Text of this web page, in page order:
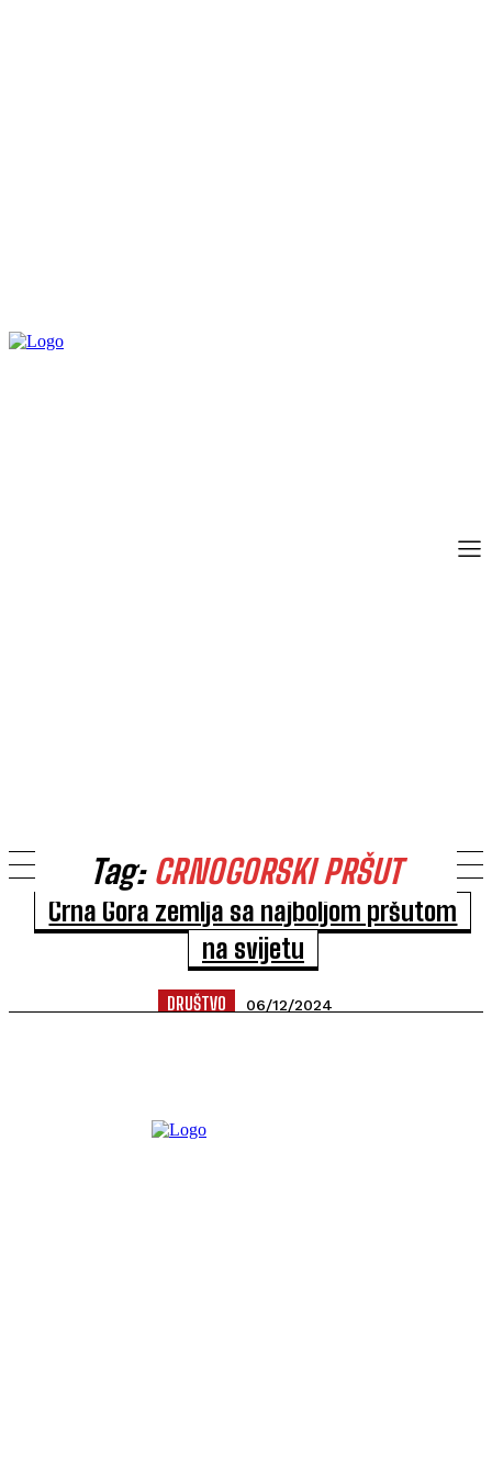
Tag: CRNOGORSKI PRŠUT
Crna Gora zemlja sa najboljom pršutom
na svijetu
DRUŠTVO 06/12/2024